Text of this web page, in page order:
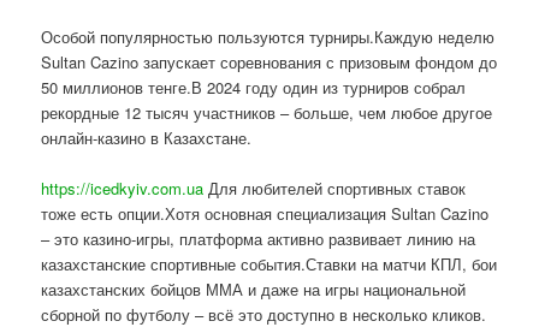
Особой популярностью пользуются турниры.Каждую неделю
Sultan Cazino запускает соревнования с призовым фондом до
50 миллионов тенге.В 2024 году один из турниров собрал
рекордные 12 тысяч участников – больше, чем любое другое
онлайн-казино в Казахстане.
https://icedkyiv.com.ua Для любителей спортивных ставок
тоже есть опции.Хотя основная специализация Sultan Cazino
– это казино-игры, платформа активно развивает линию на
казахстанские спортивные события.Ставки на матчи КПЛ, бои
казахстанских бойцов ММА и даже на игры национальной
сборной по футболу – всё это доступно в несколько кликов.